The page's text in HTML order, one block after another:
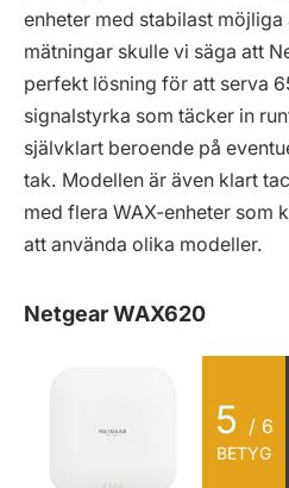
enheter med stabilast
mätningar skulle vi säga att
perfekt lösning för att serva
signalstyrka som täcker in
självklart beroende på
tak. Modellen är även klart
med flera WAX-enheter som
att använda olika modeller.
Netgear WAX620
5 / 6
BETYG